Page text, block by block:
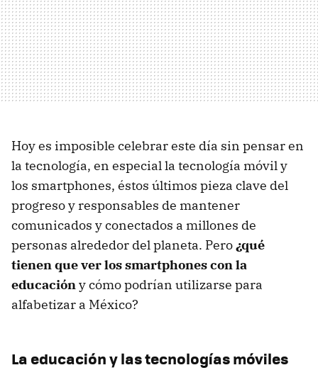
Hoy es imposible celebrar este día sin pensar en
la tecnología, en especial la tecnología móvil y
los smartphones, éstos últimos pieza clave del
progreso y responsables de mantener
comunicados y conectados a millones de
personas alrededor del planeta. Pero¿qué
tienen que ver los smartphones con la
educacióny cómo podrían utilizarse para
alfabetizar a México?
La educación y las tecnologías móviles